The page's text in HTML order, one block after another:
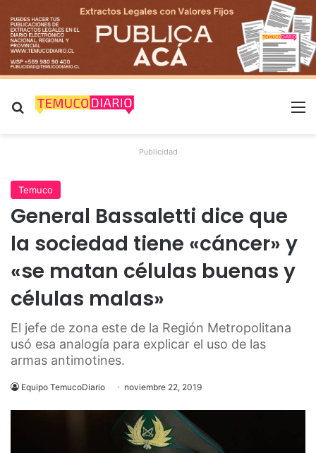
Buscar por
Publicidad
Temuco
General Bassaletti dice que
la sociedad tiene «cáncer» y
«se matan células buenas y
células malas»
El jefe de zona este de la Región Metropolitana
usó esa analogía para explicar el uso de las
armas antimotines.
Equipo TemucoDiario noviembre 22, 2019